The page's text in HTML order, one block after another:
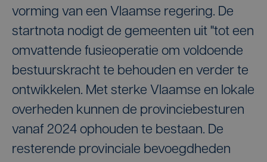
vorming van een Vlaamse regering. De
startnota nodigt de gemeenten uit "tot een
omvattende fusieoperatie om voldoende
bestuurskracht te behouden en verder te
ontwikkelen. Met sterke Vlaamse en lokale
overheden kunnen de provinciebesturen
vanaf 2024 ophouden te bestaan. De
resterende provinciale bevoegdheden